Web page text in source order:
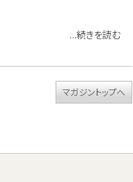
...続きを読む
マガジントップへ